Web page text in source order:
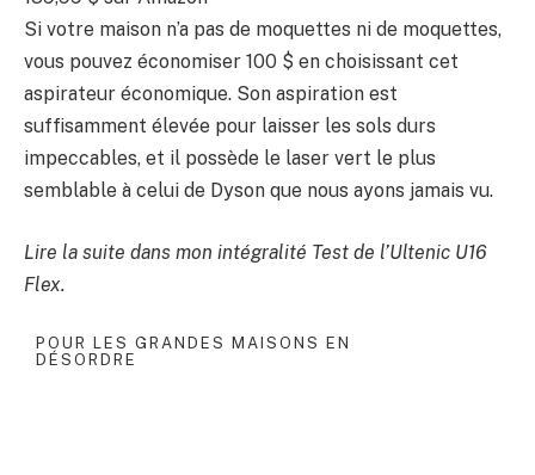
Si votre maison n’a pas de moquettes ni de moquettes,
vous pouvez économiser 100 $ en choisissant cet
aspirateur économique. Son aspiration est
suffisamment élevée pour laisser les sols durs
impeccables, et il possède le laser vert le plus
semblable à celui de Dyson que nous ayons jamais vu.
Lire la suite dans mon intégralité Test de l’Ultenic U16
Flex.
POUR LES GRANDES MAISONS EN
DÉSORDRE